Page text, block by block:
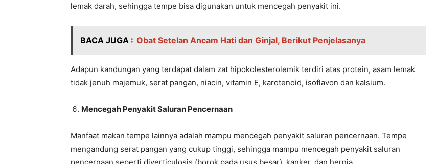
lemak darah, sehingga tempe bisa digunakan untuk mencegah penyakit ini.
BACA JUGA : Obat Setelan Ancam Hati dan Ginjal, Berikut Penjelasanya
Adapun kandungan yang terdapat dalam zat hipokolesterolemik terdiri atas protein, asam lemak
tidak jenuh majemuk, serat pangan, niacin, vitamin E, karotenoid, isoflavon dan kalsium.
Mencegah Penyakit Saluran Pencernaan
Manfaat makan tempe lainnya adalah mampu mencegah penyakit saluran pencernaan. Tempe
mengandung serat pangan yang cukup tinggi, sehingga mampu mencegah penyakit saluran